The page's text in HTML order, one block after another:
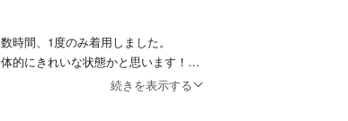
時間、1度のみ着用しました。
的にきれいな状態かと思います！
いなうちにお譲りできればと思い出品
続きを表示する